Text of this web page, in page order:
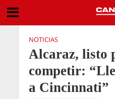
NOTICIAS
Alcaraz, listo
competir:
a Cincinnati”